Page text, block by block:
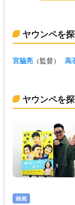
ヤウンペを
宮脇亮 （監督） 高
ヤウンペを
映画